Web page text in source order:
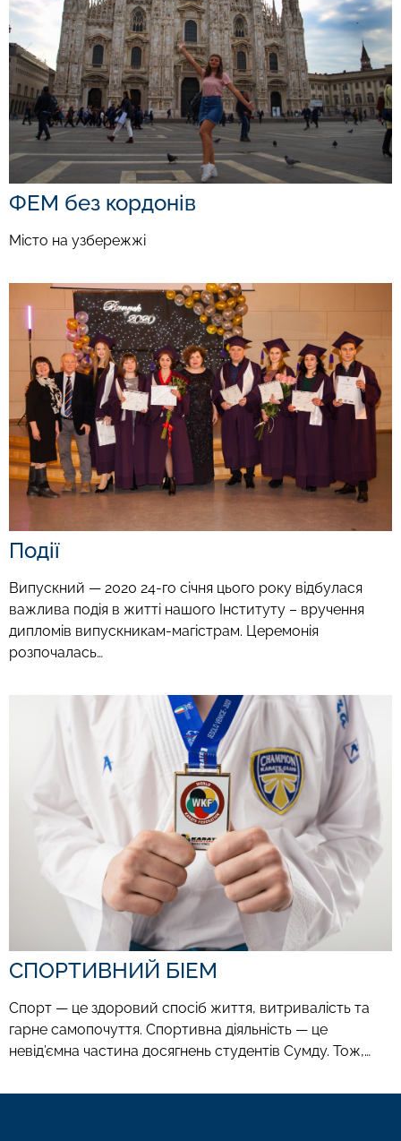
ФЕМ без кордонів
Місто на узбережжі
Події
Випускний — 2020 24-го січня цього року відбулася
важлива подія в житті нашого Інституту – вручення
дипломів випускникам-магістрам. Церемонія
розпочалась…
СПОРТИВНИЙ БІЕМ
Спорт — це здоровий спосіб життя, витривалість та
гарне самопочуття. Спортивна діяльність — це
невід’ємна частина досягнень студентів Сумду. Тож,…